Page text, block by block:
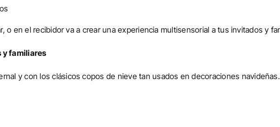
o en el recibidor va a crear una experiencia multisensorial a tus invitados y
y familiares
y con los clásicos copos de nieve tan usados en decoraciones